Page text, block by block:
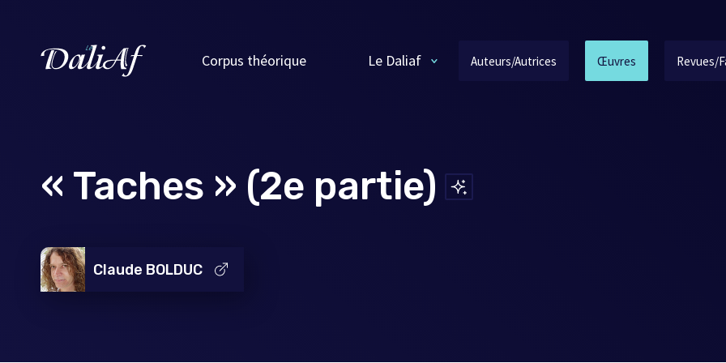
Corpus théorique Le Daliaf Auteurs/Autrices Œuvres Revues/
« Taches » (2e partie)
Claude BOLDUC